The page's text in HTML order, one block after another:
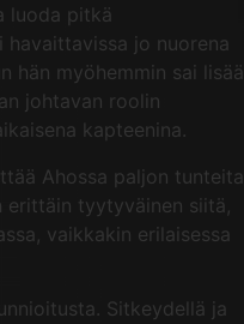
luoda pitkä
havaittavissa jo nuorena
hän myöhemmin sai lisää
johtavan roolin
kapteenina.
Ahossa paljon tunteita
erittäin tyytyväinen siitä,
vaikkakin erilaisessa
Sitkeydellä ja